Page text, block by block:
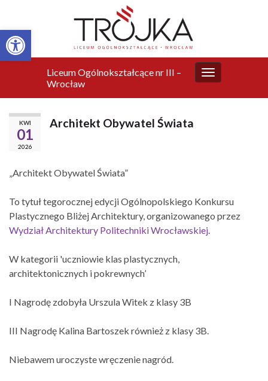
Otwórz pasek narzędzi
Przełącz
Liceum Ogólnokształcące nr III –
Wrocław
KWI
01
2026
Architekt Obywatel Świata
„Architekt Obywatel Świata”
To tytuł tegorocznej edycji Ogólnopolskiego Konkursu
Plastycznego Bliżej Architektury, organizowanego przez
Wydział Architektury Politechniki Wrocławskiej
W kategorii 'uczniowie klas plastycznych,
architektonicznych i pokrewnych’
I Nagrodę zdobyła Urszula Witek z klasy 3B
III Nagrodę Kalina Bartoszek również z klasy 3B.
Niebawem uroczyste wręczenie nagród.